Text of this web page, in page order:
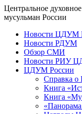
Центральное
мусульман России
Новости ЦДУМ
Новости РДУМ
Обзор СМИ
Новости РИУ
ЦДУМ России
Справка
Книга
Книга